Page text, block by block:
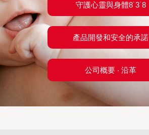
守護心靈與身體8˙3˙8
產品開發和安全的承諾
公司概要 ‧ 沿革